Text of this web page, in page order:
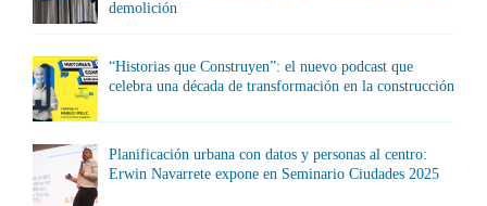
demolición
“Historias que Construyen”: el nuevo podcast que
celebra una década de transformación en la construcción
Planificación urbana con datos y personas al centro:
Erwin Navarrete expone en Seminario Ciudades 2025